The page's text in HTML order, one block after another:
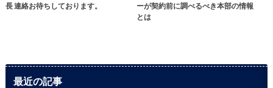
長 連絡お待ちしております。
ーが契約前に調べるべき本部の情報
とは
最近の記事